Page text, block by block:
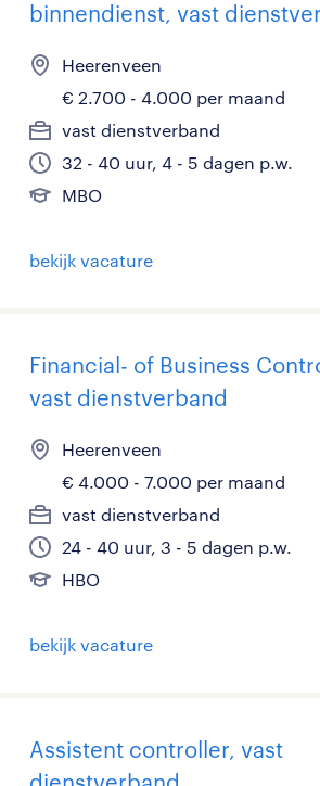
binnendienst, vast
Heerenveen
€ 2.700 - 4.000 per maand
vast dienstverband
32 - 40 uur, 4 - 5 dagen p.w.
MBO
bekijk vacature
Financial- of Business
vast dienstverband
Heerenveen
€ 4.000 - 7.000 per maand
vast dienstverband
24 - 40 uur, 3 - 5 dagen p.w.
HBO
bekijk vacature
Assistent controller, vast